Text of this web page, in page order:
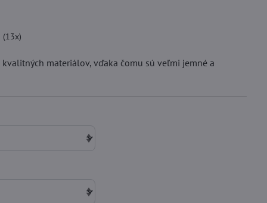
(13x)
kvalitných materiálov, vďaka čomu sú veľmi jemné a